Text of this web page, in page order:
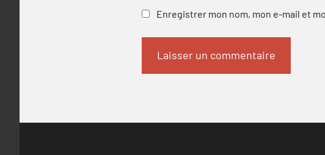
Enregistrer mon nom, mon e-mail et